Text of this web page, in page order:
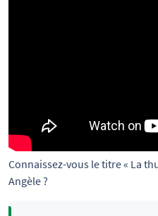
Connaissez-vous le titre « La
Angèle ?